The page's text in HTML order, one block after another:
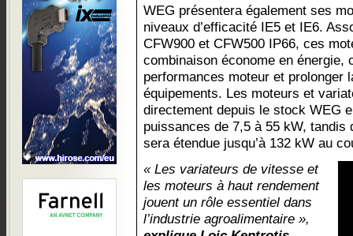
WEG présentera également ses
niveaux d’efficacité IE5 et IE6.
CFW900 et CFW500 IP66, ces
combinaison économe en énergie,
performances moteur et prolonger
équipements. Les moteurs et
directement depuis le stock WEG
puissances de 7,5 à 55 kW, tandis
sera étendue jusqu’à 132 kW au
« Les variateurs de vitesse et
les moteurs à haut rendement
jouent un rôle essentiel dans
l’industrie agroalimentaire »,